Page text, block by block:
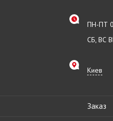
ПН-ПТ
СБ, ВС
Киев
Заказ